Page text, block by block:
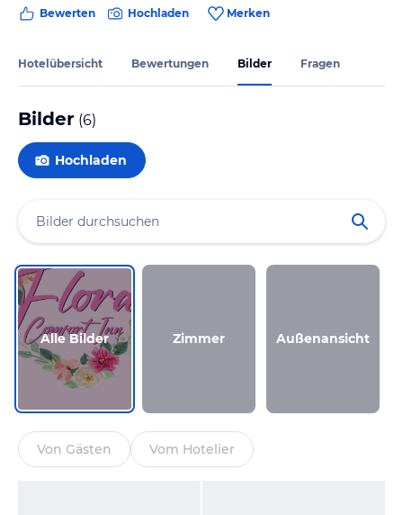
Bewerten Hochladen Merken
Hotelübersicht Bewertungen Bilder Fragen
Bilder (6)
Hochladen
Alle Bilder Zimmer Außenansicht
Von Gästen Vom Hotelier